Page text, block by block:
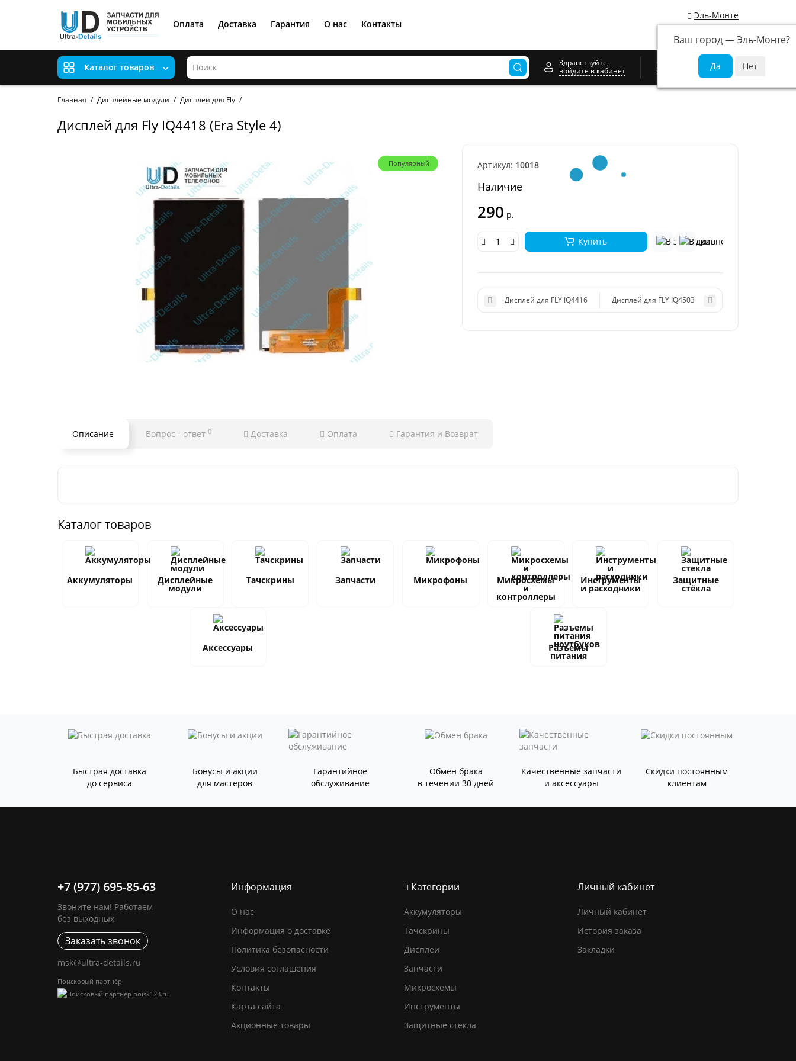
Эль-Монте
Ваш город —Эль-Монте?
Оплата Доставка Гарантия О нас Контакты
Каталог товаров
Здравствуйте,
войдите в кабинет
0
Главная Дисплейные модули Дисплеи для Fly
Дисплей для Fly IQ4418 (Era Style 4)
Популярный Артикул: 10018
Наличие
290 р.
Купить
Дисплей для FLY IQ4416 Дисплей для FLY IQ4503
Описание Вопрос - ответ 0 Доставка Оплата Гарантия и Возврат
Каталог товаров
Аккумуляторы Дисплейные
модули
Тачскрины Запчасти Микрофоны Микросхемы
и
контроллеры
Инструменты
и расходники
Защитные
стёкла
Аксессуары Разъемы
питания
Быстрая доставка
до сервиса
Бонусы и акции
для мастеров
Гарантийное
обслуживание
Обмен брака
в течении 30 дней
Качественные запчасти
и аксессуары
Скидки постоянным
клиентам
+7 (977) 695-85-63
Звоните нам! Работаем
без выходных
Заказать звонок
msk@ultra-details.ru
Поисковый партнёр
Информация
О нас
Информация о доставке
Политика безопасности
Условия соглашения
Контакты
Карта сайта
Акционные товары
Категории
Аккумуляторы
Тачскрины
Дисплеи
Запчасти
Микросхемы
Инструменты
Защитные стекла
Личный кабинет
Личный кабинет
История заказа
Закладки